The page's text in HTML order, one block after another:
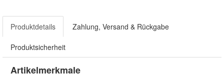
Produktdetails Zahlung, Versand & Rückgabe
Produktsicherheit
Artikelmerkmale